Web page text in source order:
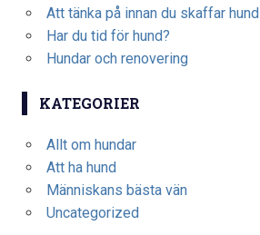
Att tänka på innan du skaffar hund
Har du tid för hund?
Hundar och renovering
KATEGORIER
Allt om hundar
Att ha hund
Människans bästa vän
Uncategorized